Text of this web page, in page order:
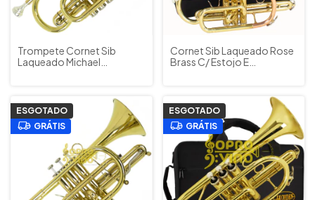
Trompete Cornet Sib
Laqueado Michael
Cornet Sib Laqueado Rose
Brass C/ Estojo E
ESGOTADO
GRÁTIS
ESGOTADO
GRÁTIS